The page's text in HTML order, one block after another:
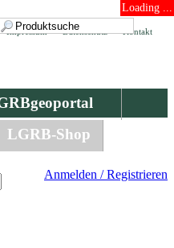
Loading ...
Kontakt
Datenschutz
Impressum
LGRB-Shop
Anmelden / Registrieren